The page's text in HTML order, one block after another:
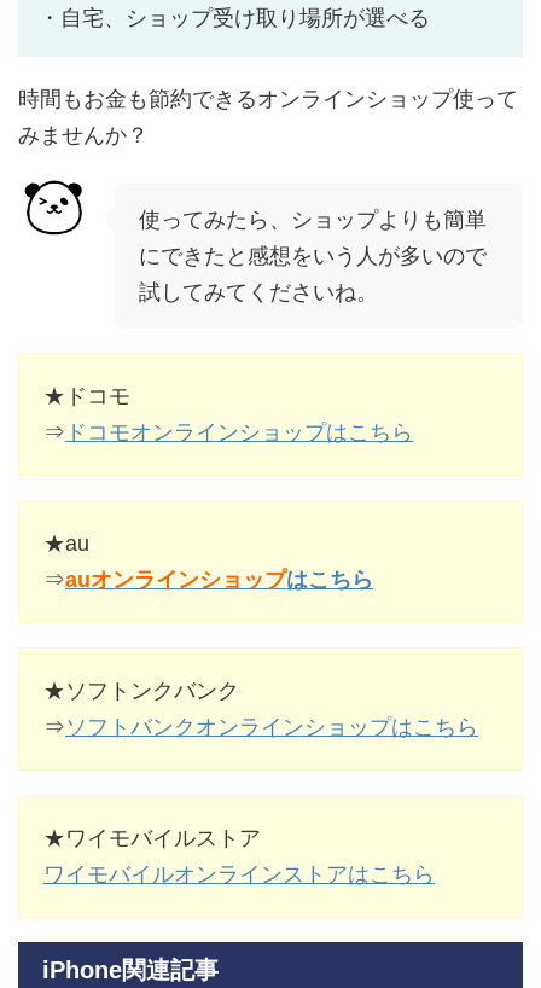
・自宅、ショップ受け取り場所が選べる
時間もお金も節約できるオンラインショップ使って
みませんか？
使ってみたら、ショップよりも簡単
にできたと感想をいう人が多いので
試してみてくださいね。
★ドコモ
⇒ ドコモオンラインショップはこちら
★au
⇒auオンラインショップはこちら
★ソフトンクバンク
⇒ソフトバンクオンラインショップはこちら
★ワイモバイルストア
ワイモバイルオンラインストアはこちら
iPhone関連記事